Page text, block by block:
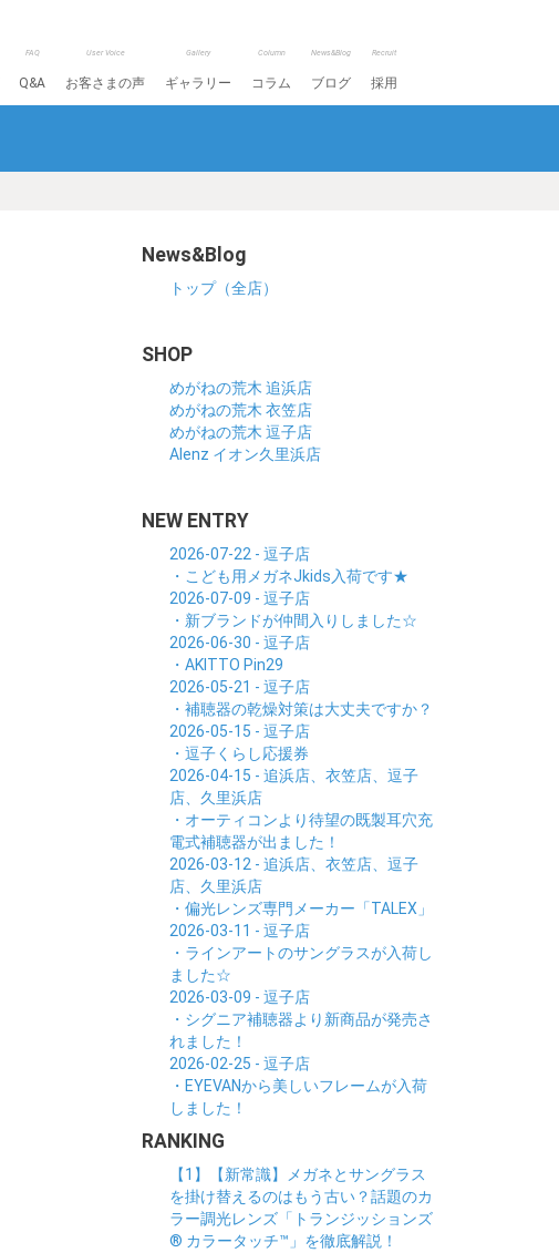
FAQ
Q&A
User Voice
お客さまの声
Gallery
ギャラリー
Column
コラム
News&Blog
ブログ
Recruit
採用
News&Blog
トップ（全店）
SHOP
めがねの荒木 追浜店
めがねの荒木 衣笠店
めがねの荒木 逗子店
Alenz イオン久里浜店
NEW ENTRY
2026-07-22 - 逗子店
・こども用メガネJkids入荷です★
2026-07-09 - 逗子店
・新ブランドが仲間入りしました☆
2026-06-30 - 逗子店
・AKITTO Pin29
2026-05-21 - 逗子店
・補聴器の乾燥対策は大丈夫ですか？
2026-05-15 - 逗子店
・逗子くらし応援券
2026-04-15 - 追浜店、衣笠店、逗子
店、久里浜店
・オーティコンより待望の既製耳穴充
電式補聴器が出ました！
2026-03-12 - 追浜店、衣笠店、逗子
店、久里浜店
・偏光レンズ専門メーカー「TALEX」
2026-03-11 - 逗子店
・ラインアートのサングラスが入荷し
ました☆
2026-03-09 - 逗子店
・シグニア補聴器より新商品が発売さ
れました！
2026-02-25 - 逗子店
・EYEVANから美しいフレームが入荷
しました！
RANKING
【1】【新常識】メガネとサングラス
を掛け替えるのはもう古い？話題のカ
ラー調光レンズ「トランジッションズ
® カラータッチ™」を徹底解説！